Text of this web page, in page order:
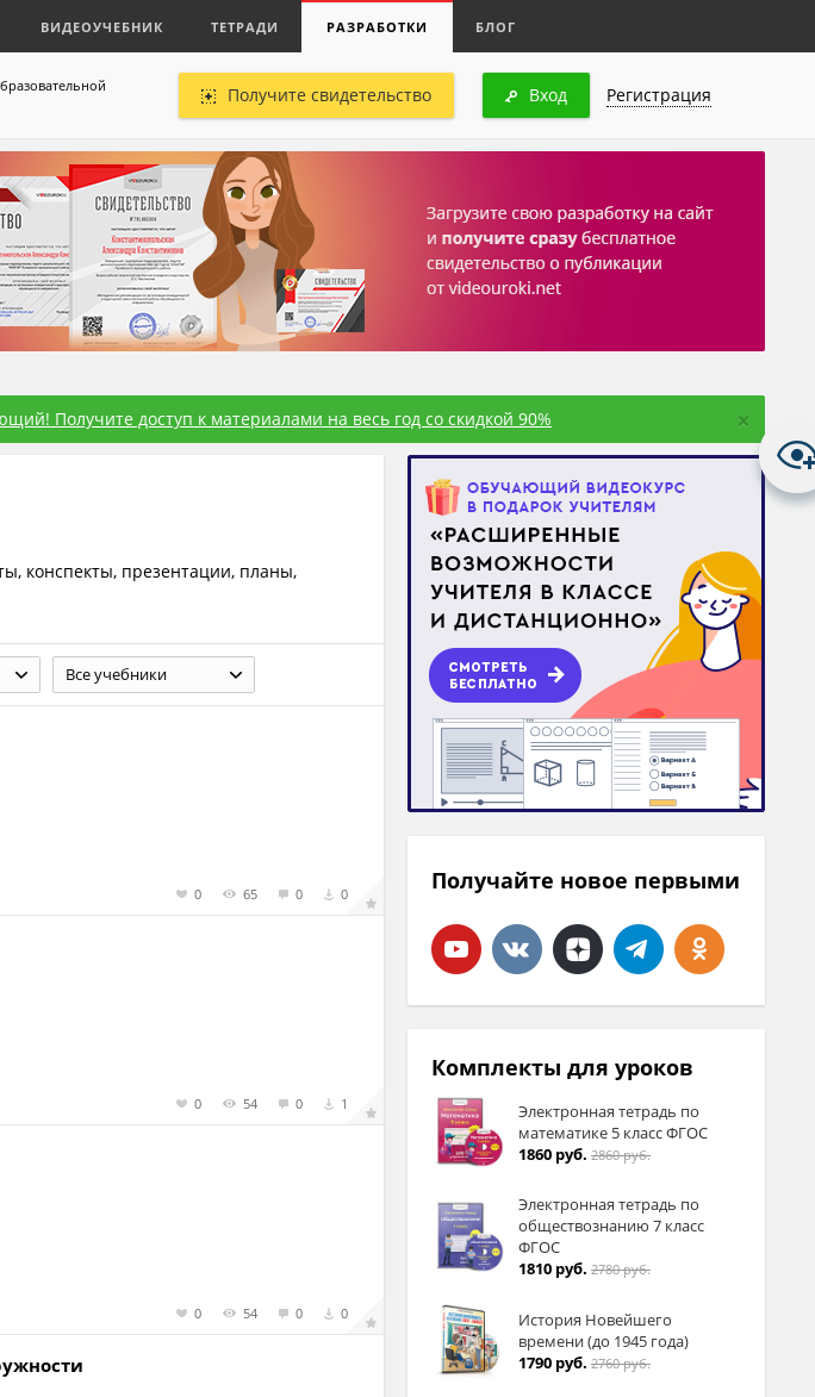
ВИДЕОУЧЕБНИК ТЕТРАДИ РАЗРАБОТКИ БЛОГ
Получите свидетельство Вход Регистрация
Получите доступ к материалами на весь год со скидкой 90% ×
конспекты, презентации, планы,
Все учебники
0 65 0 0
0 54 0 1
0 54 0 0
Получайте новое первыми
Комплекты для уроков
Электронная тетрадь по
математике 5 класс ФГОС
1860 руб. 2860 руб.
Электронная тетрадь по
обществознанию 7 класс
ФГОС
1810 руб. 2780 руб.
История Новейшего
времени (до 1945 года)
1790 руб. 2760 руб.